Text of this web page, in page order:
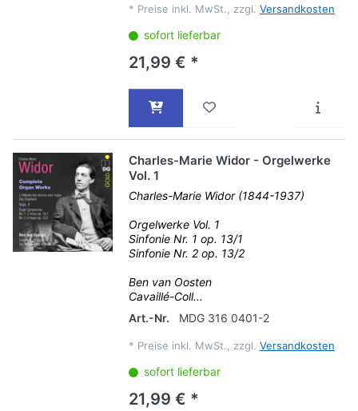
* Preise inkl. MwSt., zzgl. Versandkosten
sofort lieferbar
21,99 € *
Charles-Marie Widor - Orgelwerke
Vol. 1
Charles-Marie Widor (1844-1937)
Orgelwerke Vol. 1
Sinfonie Nr. 1 op. 13/1
Sinfonie Nr. 2 op. 13/2
Ben van Oosten
Cavaillé-Coll...
Art.-Nr.
MDG 316 0401-2
* Preise inkl. MwSt., zzgl. Versandkosten
sofort lieferbar
21,99 € *